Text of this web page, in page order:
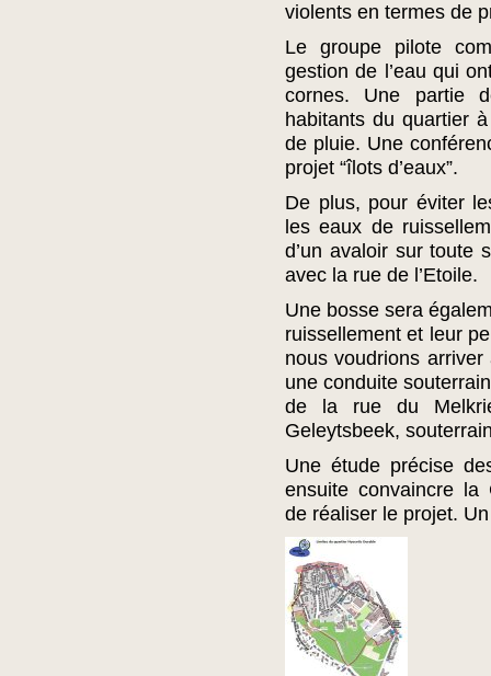
violents en termes de
Le groupe pilote
gestion de l’eau qui
cornes. Une partie
habitants du quartier
de pluie. Une
projet “îlots d’eaux”.
De plus, pour éviter
les eaux de
d’un avaloir sur toute
avec la rue de l’Etoile.
Une bosse sera
ruissellement et leur
nous voudrions
une conduite
de la rue du
Geleytsbeek,
Une étude précise
ensuite convaincre la
de réaliser le projet.